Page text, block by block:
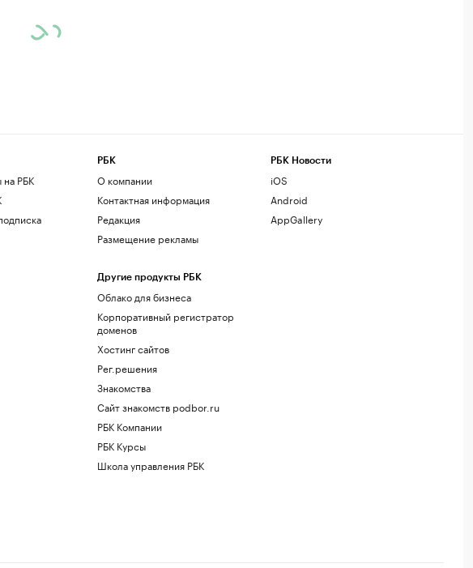
РБК
РБК
О компании
Контактная информация
Редакция
Размещение рекламы
Другие продукты РБК
Облако для бизнеса
Корпоративный регистратор
доменов
Хостинг сайтов
Рег.решения
Знакомства
Сайт знакомств podbor.ru
РБК Компании
РБК Курсы
Школа управления РБК
РБК Новости
iOS
Android
AppGallery